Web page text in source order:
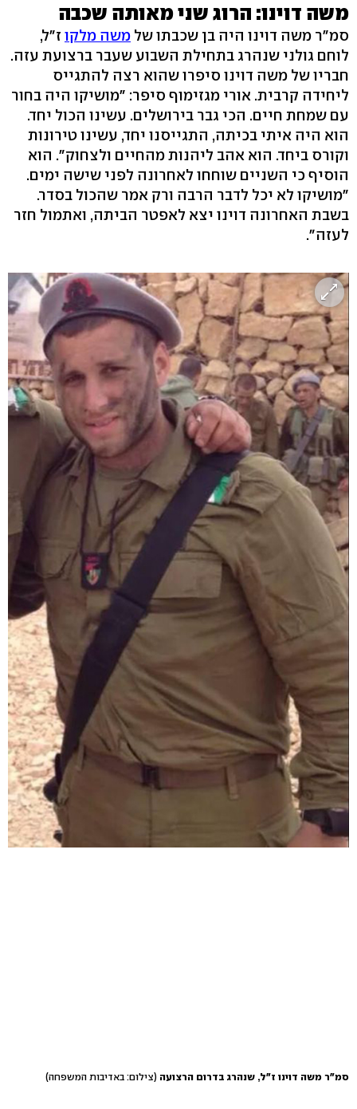
משה דוינו: הרוג שני מאותה שכבה
סמ"ר משה דוינו היה בן שכבתו של משה מלקו ז"ל,
לוחם גולני שנהרג בתחילת השבוע שעבר ברצועת עזה.
חבריו של משה דוינו סיפרו שהוא רצה להתגייס
ליחידה קרבית. אורי מגזימוף סיפר: "מושיקו היה בחור
עם שמחת חיים. הכי גבר בירושלים. עשינו הכול יחד.
הוא היה איתי בכיתה, התגייסנו יחד, עשינו טירונות
וקורס ביחד. הוא אהב ליהנות מהחיים ולצחוק". הוא
הוסיף כי השניים שוחחו לאחרונה לפני שישה ימים.
"מושיקו לא יכל לדבר הרבה ורק אמר שהכול בסדר.
בשבת האחרונה דוינו יצא לאפטר הביתה, ואתמול חזר
לעזה".
סמ"ר משה דוינו ז"ל, שנהרג בדרום הרצועה (צילום: באדיבות המשפחה)